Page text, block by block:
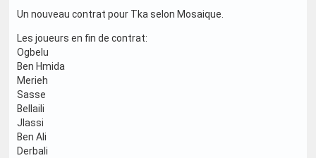
Un nouveau contrat pour Tka selon Mosaique.
Les joueurs en fin de contrat:
Ogbelu
Ben Hmida
Merieh
Sasse
Bellaili
Jlassi
Ben Ali
Derbali